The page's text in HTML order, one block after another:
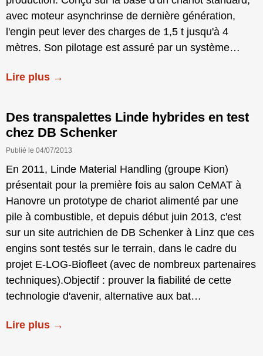
avec moteur asynchrinse de dernière génération,
l'engin peut lever des charges de 1,5 t jusqu'à 4
mètres. Son pilotage est assuré par un système…
Lire plus →
Des transpalettes Linde hybrides en test
chez DB Schenker
Publié le 04/07/2013
En 2011, Linde Material Handling (groupe Kion)
présentait pour la première fois au salon CeMAT à
Hanovre un prototype de chariot alimenté par une
pile à combustible, et depuis début juin 2013, c'est
sur un site autrichien de DB Schenker à Linz que ces
engins sont testés sur le terrain, dans le cadre du
projet E-LOG-Biofleet (avec de nombreux partenaires
techniques).Objectif : prouver la fiabilité de cette
technologie d'avenir, alternative aux bat…
Lire plus →